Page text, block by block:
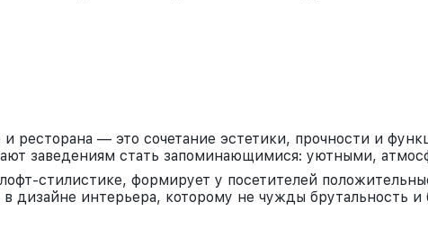
ресторана — это сочетание эстетики, прочности и
заведениям стать запоминающимися: уютными,
стилистике, формирует у посетителей
в дизайне интерьера, которому не чужды брутальность и